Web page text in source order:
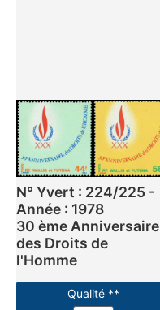
N° Yvert : 224/225 -
Année : 1978
30 ème Anniversaire
des Droits de
l'Homme
Qualité **